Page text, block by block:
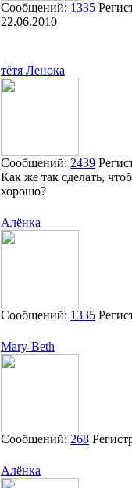
Сообщений: 1335
22.06.2010
тётя Ленока
Сообщений: 2439
Как же так сделать,
хорошо?
Алёнка
Сообщений: 1335
Mary-Beth
Сообщений: 268
Алёнка